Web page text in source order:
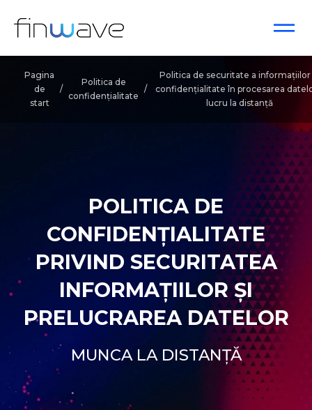
Pagina
de
start
/
Politica de
confidențialitate
/
Politica de securitate a informațiilor
confidențialitate în procesarea
lucru la distanță
POLITICA DE
CONFIDENȚIALITATE
PRIVIND SECURITATEA
INFORMAȚIILOR ȘI
PRELUCRAREA DATELOR
MUNCA LA DISTANȚĂ